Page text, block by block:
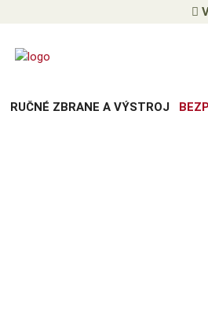
RUČNÉ ZBRANE A VÝSTROJ